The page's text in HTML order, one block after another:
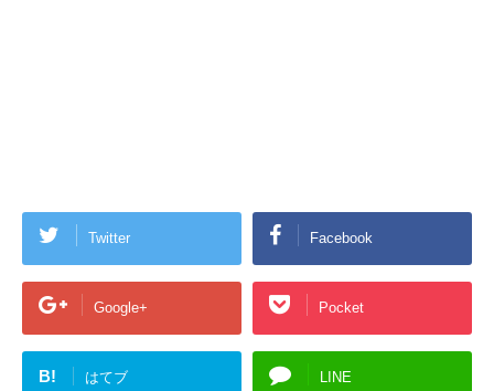
Twitter Facebook
Google+ Pocket
B! はてブ LINE